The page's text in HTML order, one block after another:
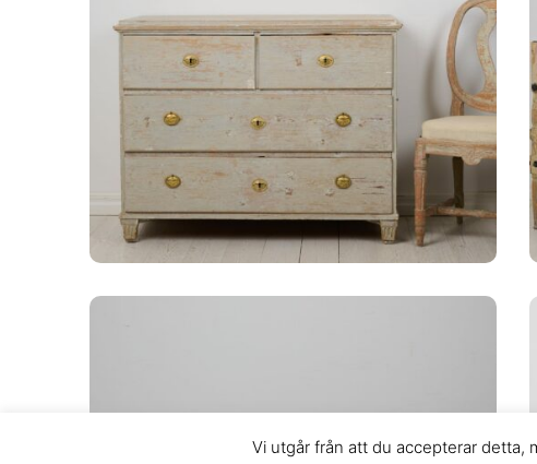
Vi utgår från att du accepterar detta,